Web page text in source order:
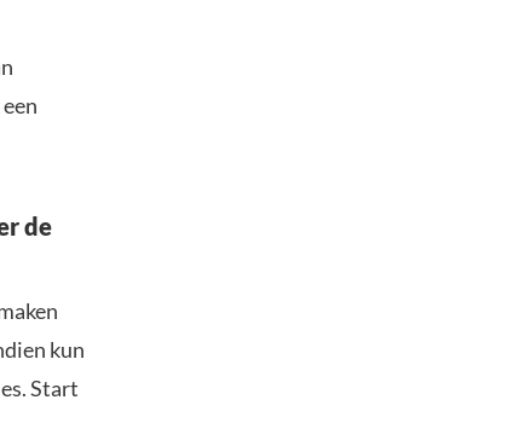
de
kun
Start